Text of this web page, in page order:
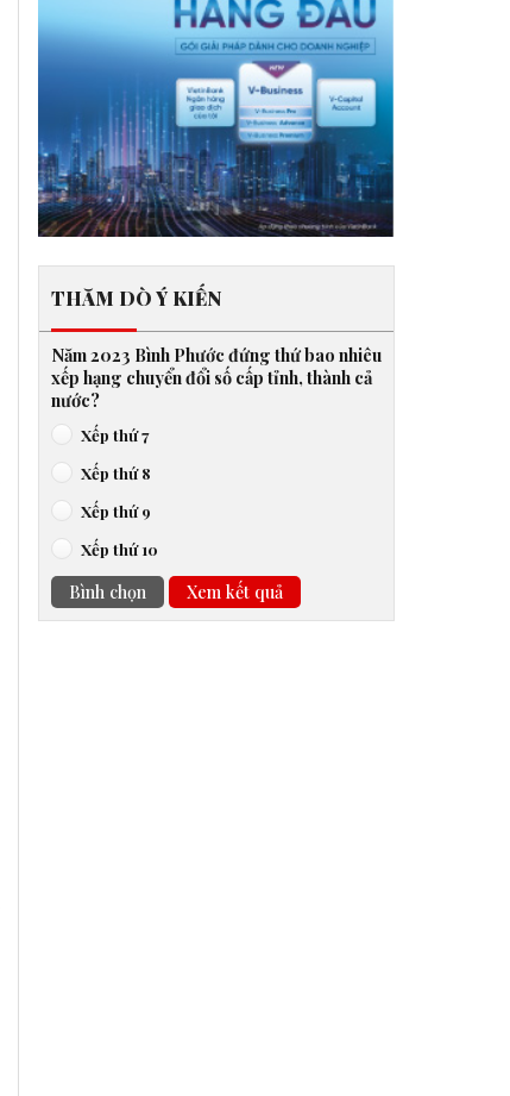
THĂM DÒ Ý KIẾN
Năm 2023 Bình Phước đứng thứ bao nhiêu
xếp hạng chuyển đổi số cấp tỉnh, thành cả
nước?
Xếp thứ 7
Xếp thứ 8
Xếp thứ 9
Xếp thứ 10
Bình chọn Xem kết quả